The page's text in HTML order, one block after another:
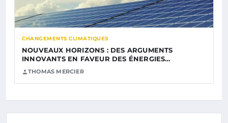
CHANGEMENTS CLIMATIQUES
NOUVEAUX HORIZONS : DES ARGUMENTS
INNOVANTS EN FAVEUR DES ÉNERGIES…
THOMAS MERCIER